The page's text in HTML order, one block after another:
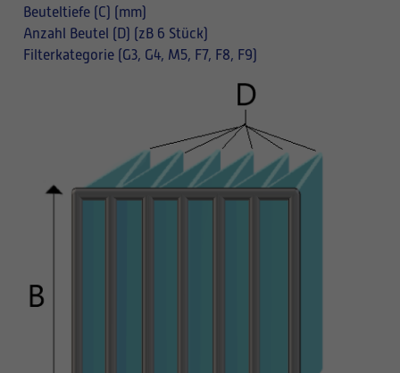
Beuteltiefe (C) (mm)
Anzahl Beutel (D) (zB 6 Stück)
Filterkategorie (G3, G4, M5, F7, F8, F9)